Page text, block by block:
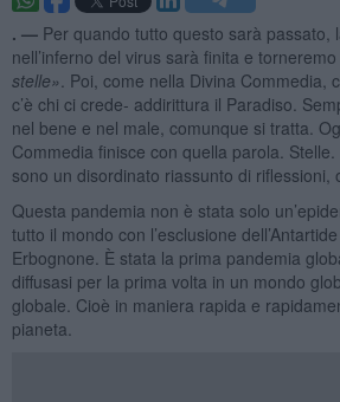
. — Per quando tutto questo sarà passato,
nell’inferno del virus sarà finita e
stelle» . Poi, come nella Divina Commedia,
c’è chi ci crede- addirittura il Paradiso.
nel bene e nel male, comunque si tratta.
Commedia finisce con quella parola.
sono un disordinato riassunto di riflessioni,
Questa pandemia non è stata solo
tutto il mondo con l’esclusione
Erbognone. È stata la prima pandemia
diffusasi per la prima volta in un mondo
globale. Cioè in maniera rapida e
pianeta.